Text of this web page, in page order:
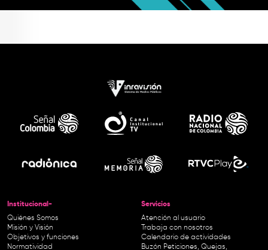
Institucional-
Quiénes Somos
Misión y Visión
Objetivos y funciones
Normatividad
Servicios
Atención al usuario
Trabaja con nosotros
Calendario de actividades
Buzón Peticiones, Quejas,